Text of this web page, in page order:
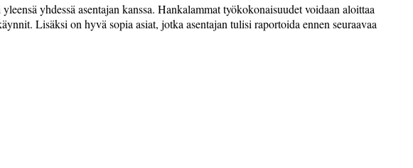
yhdessä asentajan kanssa. Hankalammat työkokonaisuudet voidaan aloittaa
Lisäksi on hyvä sopia asiat, jotka asentajan tulisi raportoida ennen seuraavaa